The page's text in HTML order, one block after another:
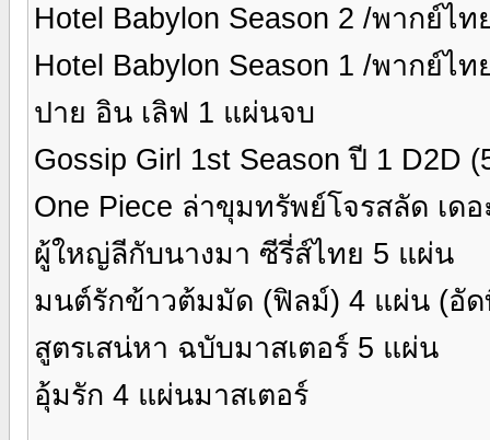
Hotel Babylon Season 2 /พากย์ไ
Hotel Babylon Season 1 /พากย์ไ
ปาย อิน เลิฟ 1 แผ่นจบ
Gossip Girl 1st Season ปี 1 D2D
One Piece ล่าขุมทรัพย์โจรสลัด เด
ผู้ใหญ่ลีกับนางมา ซีรี่ส์ไทย 5 แผ่น
มนต์รักข้าวต้มมัด (ฟิลม์) 4 แผ่น (อั
สูตรเสน่หา ฉบับมาสเตอร์ 5 แผ่น
อุ้มรัก 4 แผ่นมาสเตอร์